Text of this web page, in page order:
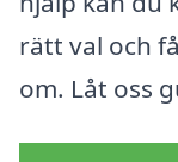
rätt val och
om. Låt oss